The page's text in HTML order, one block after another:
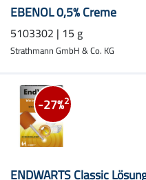
EBENOL 0,5% Creme
5103302 | 15 g
Strathmann GmbH & Co. KG
-27%2
ENDWARTS Classic